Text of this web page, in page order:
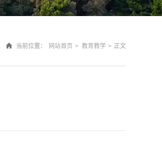
当前位置： 网站首页 > 教育教学 > 正文